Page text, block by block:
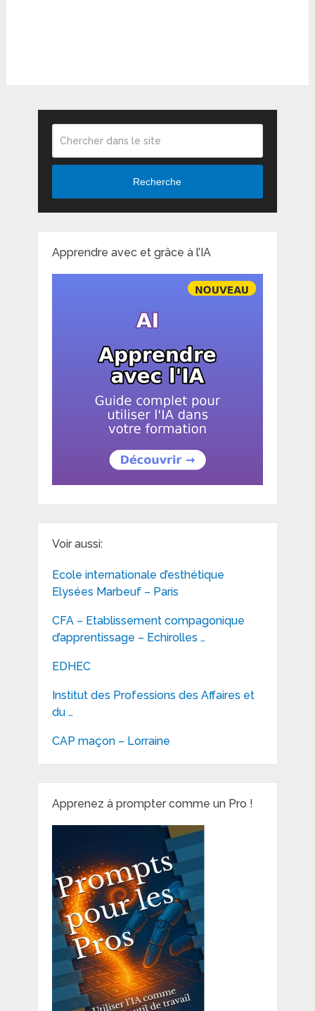
Recherche
Apprendre avec et grâce à l’IA
Voir aussi:
Ecole internationale d’esthétique
Elysées Marbeuf – Paris
CFA – Etablissement compagonique
d’apprentissage – Echirolles …
EDHEC
Institut des Professions des Affaires et
du …
CAP maçon – Lorraine
Apprenez à prompter comme un Pro !